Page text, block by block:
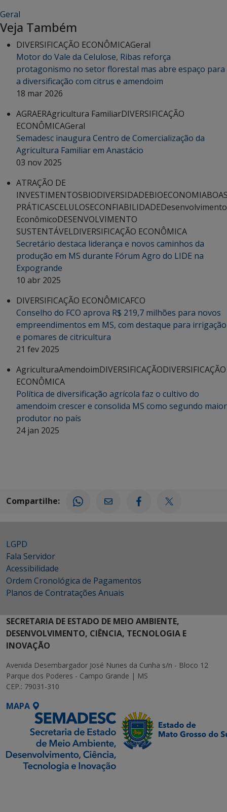
Geral
Veja Também
DIVERSIFICAÇÃO ECONÔMICAGeral
Motor do Vale da Celulose, Ribas reforça
protagonismo no setor florestal mas abre espaço para
a diversificação com citrus e amendoim
18 mar 2026
AGRAERAgricultura FamiliarDIVERSIFICAÇÃO
ECONÔMICAGeral
Semadesc inaugura Centro de Comercialização da
Agricultura Familiar em Anastácio
03 nov 2025
ATRAÇÃO DE
INVESTIMENTOSBIODIVERSIDADEBIOECONOMIA
PRÁTICASCELULOSECONFIABILIDADEDesenvolvimento
EconômicoDESENVOLVIMENTO
SUSTENTÁVELDIVERSIFICAÇÃO ECONÔMICA
Secretário destaca liderança e novos caminhos da
produção em MS durante Fórum Agro do LIDE na
Expogrande
10 abr 2025
DIVERSIFICAÇÃO ECONÔMICAFCO
Conselho do FCO aprova R$ 219,7 milhões para novos
empreendimentos em MS, com destaque para irrigação
e pomares de citricultura
21 fev 2025
AgriculturaAmendoimDIVERSIFICAÇÃODIVERSIFICAÇÃO
ECONÔMICA
Política de diversificação agrícola faz o cultivo do
amendoim crescer e consolida MS como segundo maior
produtor no país
24 jan 2025
Compartilhe:
LGPD
Fala Servidor
Acessibilidade
Ordem Cronológica de Pagamentos
Planos de Contratações Anuais
SECRETARIA DE ESTADO DE MEIO AMBIENTE,
DESENVOLVIMENTO, CIÊNCIA, TECNOLOGIA E
INOVAÇÃO
Avenida Desembargador José Nunes da Cunha s/n - Bloco 12
Parque dos Poderes - Campo Grande | MS
CEP.: 79031-310
MAPA